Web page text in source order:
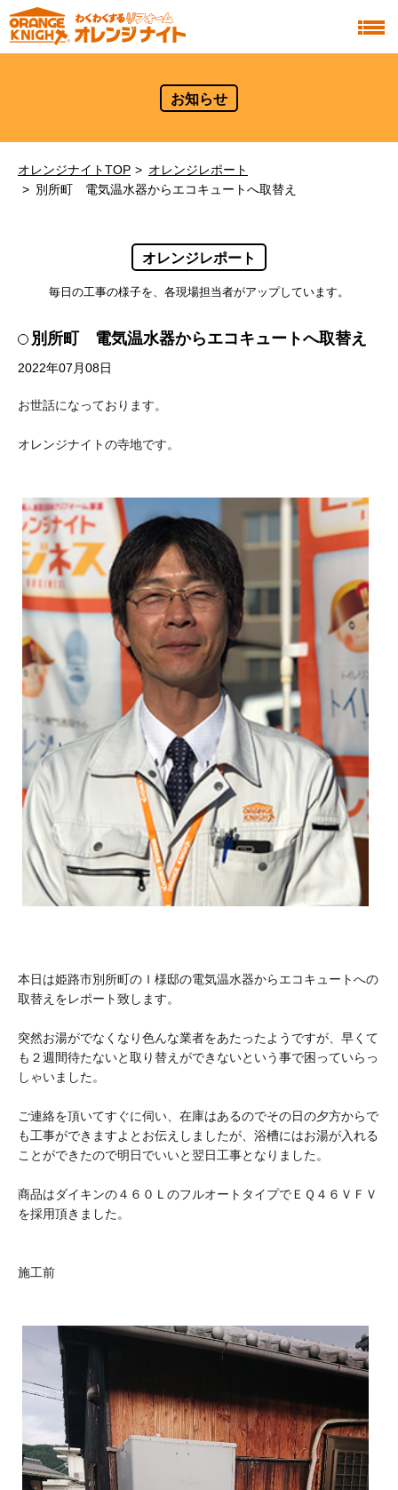
お知らせ
オレンジナイトTOP
オレンジレポート
別所町 電気温水器からエコキュートへ取替え
オレンジレポート
毎日の工事の様子を、各現場担当者がアップしています。
別所町 電気温水器からエコキュートへ取替え
2022年07月08日
お世話になっております。
オレンジナイトの寺地です。
本日は姫路市別所町のＩ様邸の電気温水器からエコキュートへの
取替えをレポート致します。
突然お湯がでなくなり色んな業者をあたったようですが、早くて
も２週間待たないと取り替えができないという事で困っていらっ
しゃいました。
ご連絡を頂いてすぐに伺い、在庫はあるのでその日の夕方からで
も工事ができますよとお伝えしましたが、浴槽にはお湯が入れる
ことができたので明日でいいと翌日工事となりました。
商品はダイキンの４６０ＬのフルオートタイプでＥＱ４６ＶＦＶ
を採用頂きました。
施工前